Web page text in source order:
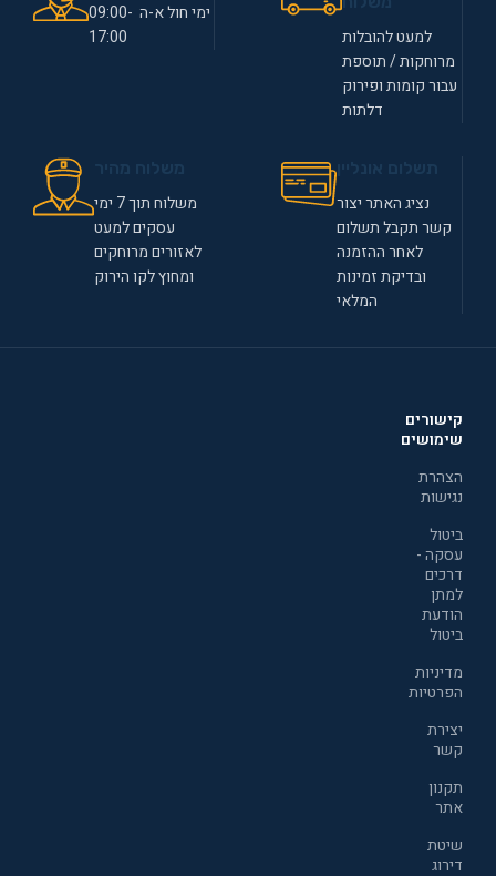
למעט להובלות
מרוחקות / תוספת
עבור קומות ופירוק
דלתות
ימי חול א-ה 09:00-
17:00
נציג האתר יצור
קשר תקבל תשלום
לאחר ההזמנה
ובדיקת זמינות
המלאי
משלוח תוך 7 ימי
עסקים למעט
לאזורים מרוחקים
ומחוץ לקו הירוק
קישורים
שימושים
הצהרת
נגישות
ביטול
עסקה -
דרכים
למתן
הודעת
ביטול
מדיניות
הפרטיות
יצירת
קשר
תקנון
אתר
שיטת
דירוג